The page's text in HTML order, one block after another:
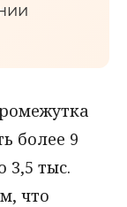
более 9
3,5 тыс.
что